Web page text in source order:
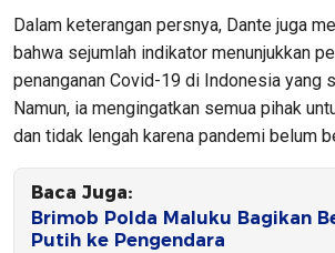
Dalam keterangan persnya, Dante juga
bahwa sejumlah indikator menunjukkan
penanganan Covid-19 di Indonesia yang
Namun, ia mengingatkan semua pihak
dan tidak lengah karena pandemi belum
Baca Juga:
Brimob Polda Maluku Bagikan
Putih ke Pengendara